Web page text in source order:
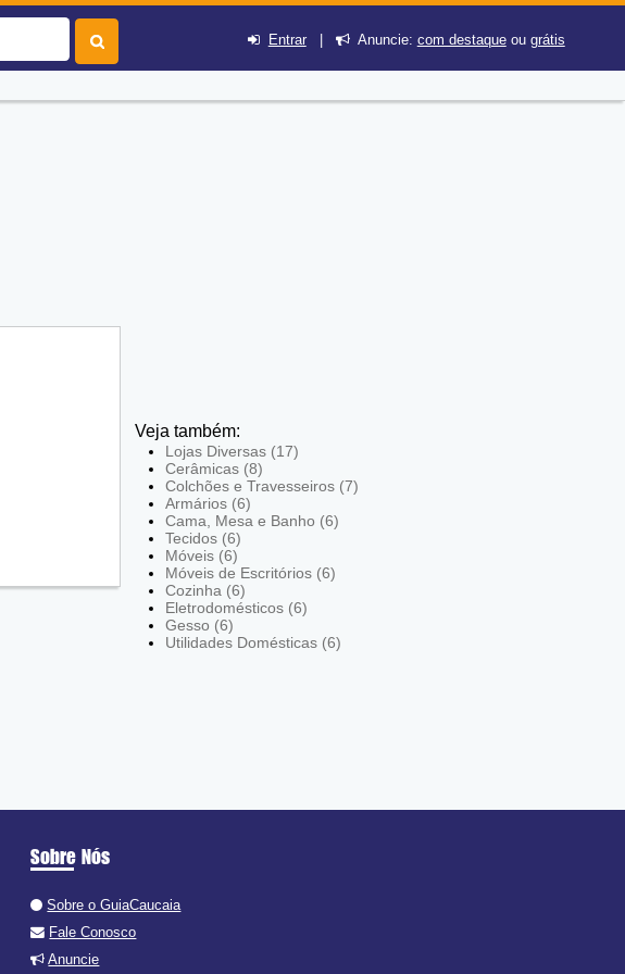
Entrar| Anuncie: com destaqueou grátis
Veja também:
Lojas Diversas (17)
Cerâmicas (8)
Colchões e Travesseiros (7)
Armários (6)
Cama, Mesa e Banho (6)
Tecidos (6)
Móveis (6)
Móveis de Escritórios (6)
Cozinha (6)
Eletrodomésticos (6)
Gesso (6)
Utilidades Domésticas (6)
Sobre Nós
Sobre o GuiaCaucaia
Fale Conosco
Anuncie